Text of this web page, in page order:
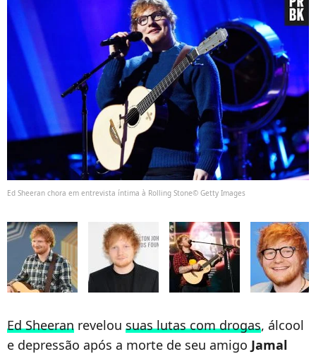
Ed Sheeran chora em entrevista íntima à Rolling Stone© Getty Images
Ed Sheeran revelou suas lutas com drogas, álcool
e depressão após a morte de seu amigo Jamal